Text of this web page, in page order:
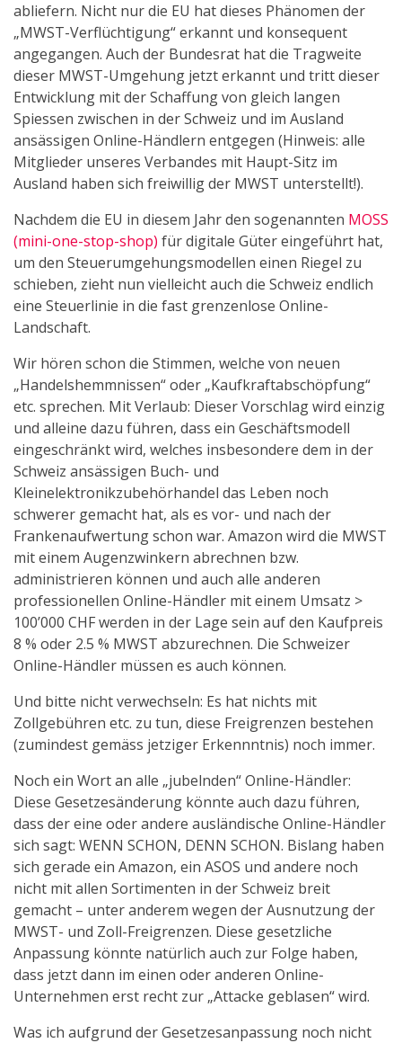
abliefern. Nicht nur die EU hat dieses Phänomen der
„MWST-Verflüchtigung“ erkannt und konsequent
angegangen. Auch der Bundesrat hat die Tragweite
dieser MWST-Umgehung jetzt erkannt und tritt dieser
Entwicklung mit der Schaffung von gleich langen
Spiessen zwischen in der Schweiz und im Ausland
ansässigen Online-Händlern entgegen (Hinweis: alle
Mitglieder unseres Verbandes mit Haupt-Sitz im
Ausland haben sich freiwillig der MWST unterstellt!).
Nachdem die EU in diesem Jahr den sogenannten MOSS
(mini-one-stop-shop) für digitale Güter eingeführt hat,
um den Steuerumgehungsmodellen einen Riegel zu
schieben, zieht nun vielleicht auch die Schweiz endlich
eine Steuerlinie in die fast grenzenlose Online-
Landschaft.
Wir hören schon die Stimmen, welche von neuen
„Handelshemmnissen“ oder „Kaufkraftabschöpfung“
etc. sprechen. Mit Verlaub: Dieser Vorschlag wird einzig
und alleine dazu führen, dass ein Geschäftsmodell
eingeschränkt wird, welches insbesondere dem in der
Schweiz ansässigen Buch- und
Kleinelektronikzubehörhandel das Leben noch
schwerer gemacht hat, als es vor- und nach der
Frankenaufwertung schon war. Amazon wird die MWST
mit einem Augenzwinkern abrechnen bzw.
administrieren können und auch alle anderen
professionellen Online-Händler mit einem Umsatz >
100’000 CHF werden in der Lage sein auf den Kaufpreis
8 % oder 2.5 % MWST abzurechnen. Die Schweizer
Online-Händler müssen es auch können.
Und bitte nicht verwechseln: Es hat nichts mit
Zollgebühren etc. zu tun, diese Freigrenzen bestehen
(zumindest gemäss jetziger Erkennntnis) noch immer.
Noch ein Wort an alle „jubelnden“ Online-Händler:
Diese Gesetzesänderung könnte auch dazu führen,
dass der eine oder andere ausländische Online-Händler
sich sagt: WENN SCHON, DENN SCHON. Bislang haben
sich gerade ein Amazon, ein ASOS und andere noch
nicht mit allen Sortimenten in der Schweiz breit
gemacht – unter anderem wegen der Ausnutzung der
MWST- und Zoll-Freigrenzen. Diese gesetzliche
Anpassung könnte natürlich auch zur Folge haben,
dass jetzt dann im einen oder anderen Online-
Unternehmen erst recht zur „Attacke geblasen“ wird.
Was ich aufgrund der Gesetzesanpassung noch nicht